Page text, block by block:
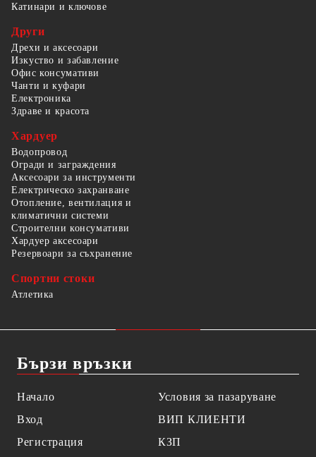
Катинари и ключове
Други
Дрехи и аксесоари
Изкуство и забавление
Офис консумативи
Чанти и куфари
Електроника
Здраве и красота
Хардуер
Водопровод
Огради и заграждения
Аксесоари за инструменти
Електрическо захранване
Отопление, вентилация и
климатични системи
Строителни консумативи
Хардуер аксесоари
Резервоари за съхранение
Спортни стоки
Атлетика
Бързи връзки
Начало
Вход
Регистрация
Условия за пазаруване
ВИП КЛИЕНТИ
КЗП